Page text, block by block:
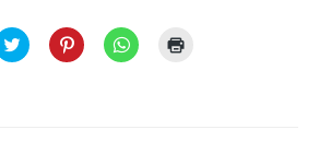
T
w
P
i
W
h